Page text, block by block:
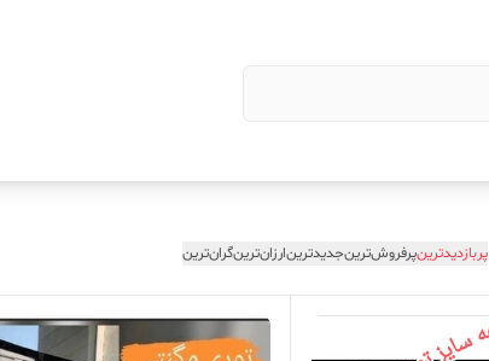
پربازدیدترینپرفروش‌ترینجدیدترینارزان‌ترینگران‌ترین